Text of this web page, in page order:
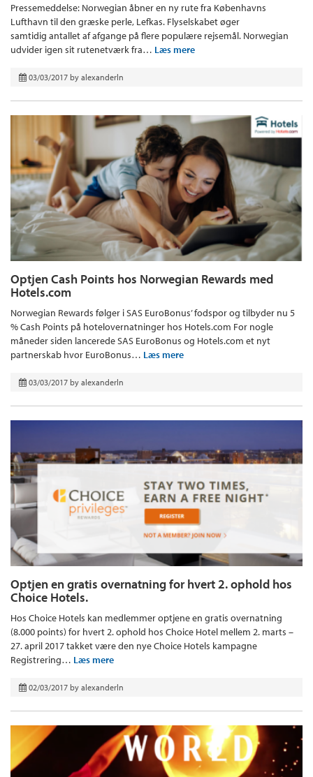
Pressemeddelse: Norwegian åbner en ny rute fra Københavns
Lufthavn til den græske perle, Lefkas. Flyselskabet øger
samtidig antallet af afgange på flere populære rejsemål. Norwegian
udvider igen sit rutenetværk fra… Læs mere
03/03/2017 by alexanderln
Optjen Cash Points hos Norwegian Rewards med
Hotels.com
Norwegian Rewards følger i SAS EuroBonus’ fodspor og tilbyder nu 5
% Cash Points på hotelovernatninger hos Hotels.com For nogle
måneder siden lancerede SAS EuroBonus og Hotels.com et nyt
partnerskab hvor EuroBonus… Læs mere
03/03/2017 by alexanderln
Optjen en gratis overnatning for hvert 2. ophold hos
Choice Hotels.
Hos Choice Hotels kan medlemmer optjene en gratis overnatning
(8.000 points) for hvert 2. ophold hos Choice Hotel mellem 2. marts –
27. april 2017 takket være den nye Choice Hotels kampagne
Registrering… Læs mere
02/03/2017 by alexanderln